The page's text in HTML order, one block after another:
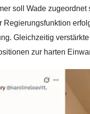
soll Wade
Gleichzeitig
zur harten